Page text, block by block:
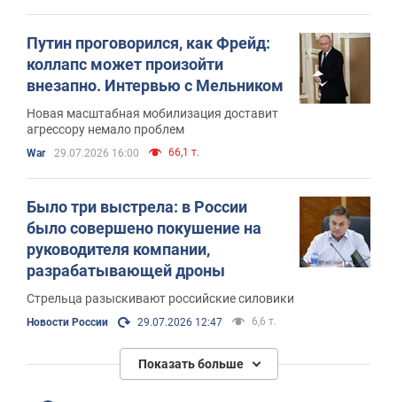
Путин проговорился, как Фрейд:
коллапс может произойти
внезапно. Интервью с Мельником
Новая масштабная мобилизация доставит
агрессору немало проблем
War 29.07.2026 16:00 66,1 т.
Было три выстрела: в России
было совершено покушение на
руководителя компании,
разрабатывающей дроны
Стрельца разыскивают российские силовики
Новости России 29.07.2026 12:47 6,6 т.
Показать больше